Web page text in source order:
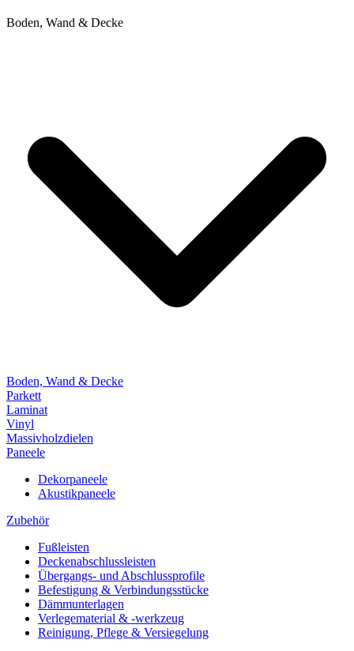
Boden, Wand & Decke
Boden, Wand & Decke
Parkett
Laminat
Vinyl
Massivholzdielen
Paneele
Dekorpaneele
Akustikpaneele
Zubehör
Fußleisten
Deckenabschlussleisten
Übergangs- und Abschlussprofile
Befestigung & Verbindungsstücke
Dämmunterlagen
Verlegematerial & -werkzeug
Reinigung, Pflege & Versiegelung